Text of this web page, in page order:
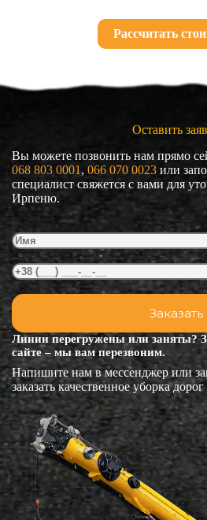
Рассчитать
Оставить
Вы можете позвонить нам прямо
068 803 0001 , 066 070 0023 или
специалист свяжется с вами для
Ирпеню.
Линии перегружены или заняты?
сайте – мы вам перезвоним.
Напишите нам в мессенджер или
заказать качественное уборка